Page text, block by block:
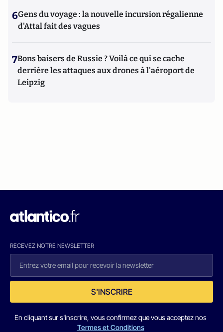
6Gens du voyage : la nouvelle incursion régalienne
d'Attal fait des vagues
7Bons baisers de Russie ? Voilà ce qui se cache
derrière les attaques aux drones à l'aéroport de
Leipzig
RECEVEZ NOTRE NEWSLETTER
S'INSCRIRE
En cliquant sur s'inscrire, vous confirmez que vous acceptez nos
Termes et Conditions